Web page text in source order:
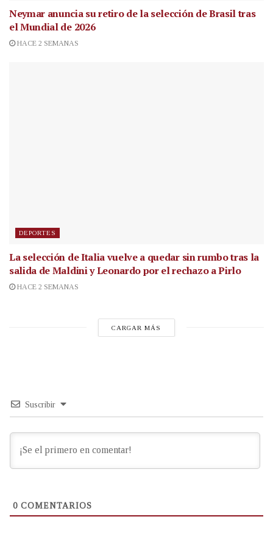
Neymar anuncia su retiro de la selección de Brasil tras
el Mundial de 2026
HACE 2 SEMANAS
DEPORTES
La selección de Italia vuelve a quedar sin rumbo tras la
salida de Maldini y Leonardo por el rechazo a Pirlo
HACE 2 SEMANAS
CARGAR MÁS
Suscribir
0 COMENTARIOS